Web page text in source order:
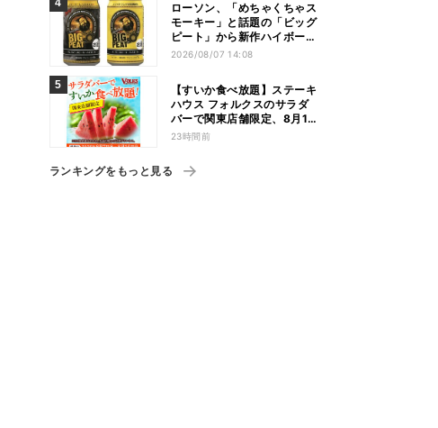
ローソン、「めちゃくちゃス
モーキー」と話題の「ビッグ
ピート」から新作ハイボール
缶＆ミニボトル発売
2026/08/07 14:08
【すいか食べ放題】ステーキ
ハウス フォルクスのサラダ
バーで関東店舗限定、8月16
日まで開催
23時間前
ランキングをもっと見る